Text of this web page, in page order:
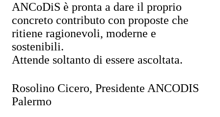
ANCoDiS è pronta a dare il proprio
concreto contributo con proposte che
ritiene ragionevoli, moderne e
sostenibili.
Attende soltanto di essere ascoltata.
Rosolino Cicero, Presidente ANCODIS
Palermo